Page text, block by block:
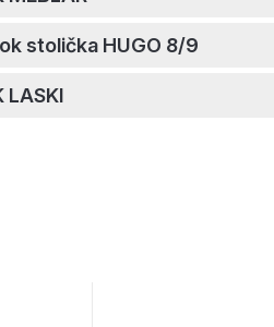
stolička HUGO 8/9
LASKI